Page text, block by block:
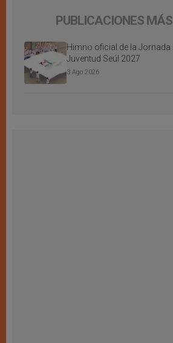
PUBLICACIONES
Himno oficial de la Jornada
Juventud Seúl 2027
3 Ago 2026